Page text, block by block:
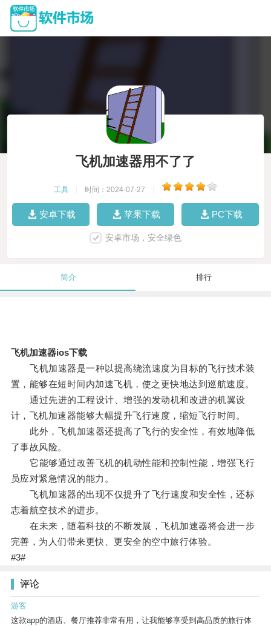
飞机加速器用不了了
工具 时间：2024-07-27
安卓下载 苹果下载 PC下载
安卓市场，安全绿色
简介 排行
飞机加速器ios下载
飞机加速器是一种以提高绕流速度为目标的飞行技术装
置，能够在短时间内加速飞机，使之更快地达到巡航速度。
通过先进的工程设计、增强的发动机和改进的机翼设
计，飞机加速器能够大幅提升飞行速度，缩短飞行时间。
此外，飞机加速器还提高了飞行的安全性，有效地降低
了事故风险。
它能够通过改善飞机的机动性能和控制性能，增强飞行
员应对紧急情况的能力。
飞机加速器的出现不仅提升了飞行速度和安全性，还标
志着航空技术的进步。
在未来，随着科技的不断发展，飞机加速器将会进一步
完善，为人们带来更快、更安全的空中旅行体验。
#3#
评论
游客
这款app的酒店、餐厅推荐非常有用，让我能够享受到高品质的旅行体